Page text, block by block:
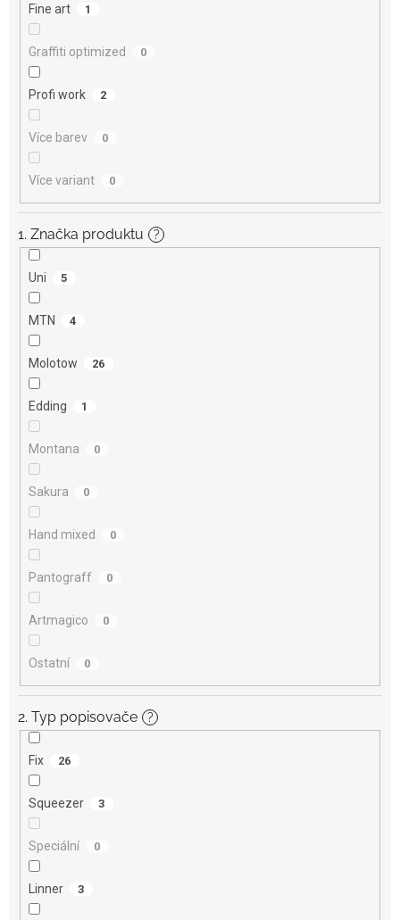
Fine art 1
Graffiti optimized 0
Profi work 2
Více barev 0
Více variant 0
1. Značka produktu ?
Uni 5
MTN 4
Molotow 26
Edding 1
Montana 0
Sakura 0
Hand mixed 0
Pantograff 0
Artmagico 0
Ostatní 0
2. Typ popisovače ?
Fix 26
Squeezer 3
Speciální 0
Linner 3